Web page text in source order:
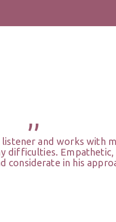
,,
listener and works with
difficulties. Empathetic,
considerate in his